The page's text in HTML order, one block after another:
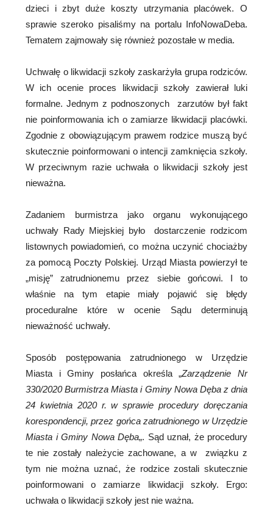
dzieci i zbyt duże koszty utrzymania placówek. O
sprawie szeroko pisaliśmy na portalu InfoNowaDeba.
Tematem zajmowały się również pozostałe w media.
Uchwałę o likwidacji szkoły zaskarżyła grupa rodziców.
W ich ocenie proces likwidacji szkoły zawierał luki
formalne. Jednym z podnoszonych zarzutów był fakt
nie poinformowania ich o zamiarze likwidacji placówki.
Zgodnie z obowiązującym prawem rodzice muszą być
skutecznie poinformowani o intencji zamknięcia szkoły.
W przeciwnym razie uchwała o likwidacji szkoły jest
nieważna.
Zadaniem burmistrza jako organu wykonującego
uchwały Rady Miejskiej było dostarczenie rodzicom
listownych powiadomień, co można uczynić chociażby
za pomocą Poczty Polskiej. Urząd Miasta powierzył te
„misję” zatrudnionemu przez siebie gońcowi. I to
właśnie na tym etapie miały pojawić się błędy
proceduralne które w ocenie Sądu determinują
nieważność uchwały.
Sposób postępowania zatrudnionego w Urzędzie
Miasta i Gminy posłańca określa „ZarządzenieNr
330/2020BurmistrzaMiastai Gminy Nowa Dęba z dnia
24 kwietnia 2020 r.wsprawieprocedurydoręczania
korespondencji,przez gońcazatrudnionego w Urzędzie
Miasta i Gminy Nowa Dęba„. Sąd uznał, że procedury
te nie zostały należycie zachowane, a w związku z
tym nie można uznać, że rodzice zostali skutecznie
poinformowani o zamiarze likwidacji szkoły. Ergo:
uchwała o likwidacji szkoły jest nie ważna.